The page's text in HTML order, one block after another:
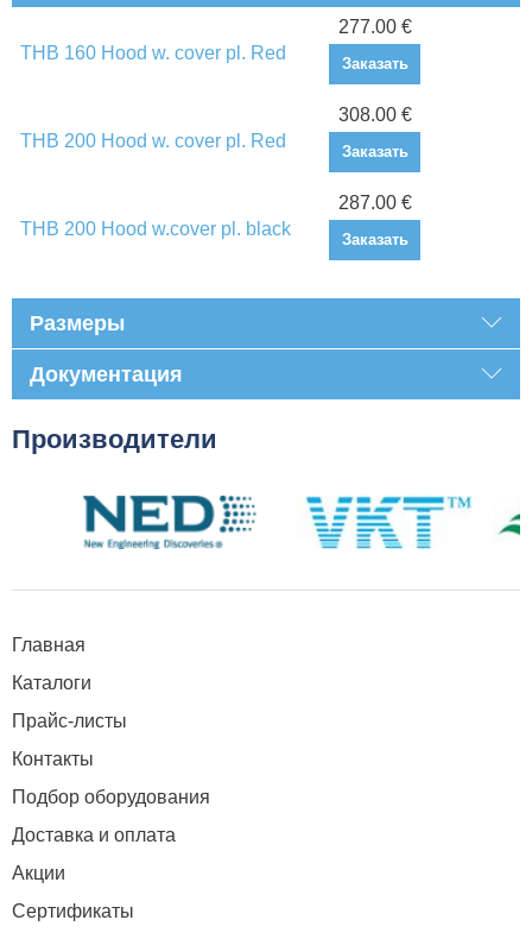
THB 160 Hood w. cover pl. Red
277.00 €
Заказать
THB 200 Hood w. cover pl. Red
308.00 €
Заказать
THB 200 Hood w.cover pl. black
287.00 €
Заказать
Размеры
Документация
Производители
Главная
Каталоги
Прайс-листы
Контакты
Подбор оборудования
Доставка и оплата
Акции
Сертификаты